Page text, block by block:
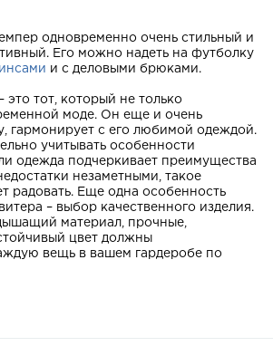
одновременно очень стильный и
Его можно надеть на футболку
и с деловыми брюками.
это тот, который не только
моде. Он еще и очень
гармонирует с его любимой одеждой.
учитывать особенности
одежда подчеркивает преимущества
незаметными, такое
радовать. Еще одна особенность
– выбор качественного изделия.
материал, прочные,
цвет должны
вещь в вашем гардеробе по